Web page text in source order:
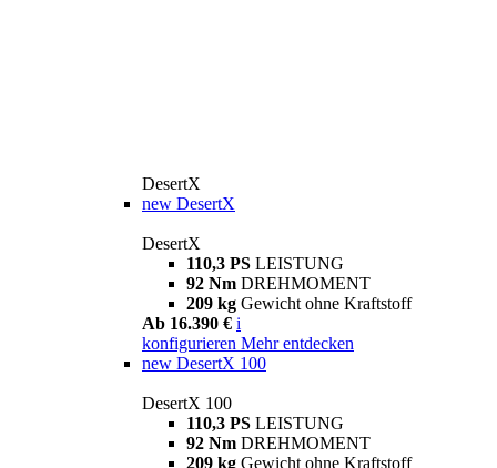
DesertX
new DesertX
DesertX
110,3 PS LEISTUNG
92 Nm DREHMOMENT
209 kg Gewicht ohne Kraftstoff
Ab 16.390 € i
konfigurieren Mehr entdecken
new DesertX 100
DesertX 100
110,3 PS LEISTUNG
92 Nm DREHMOMENT
209 kg Gewicht ohne Kraftstoff